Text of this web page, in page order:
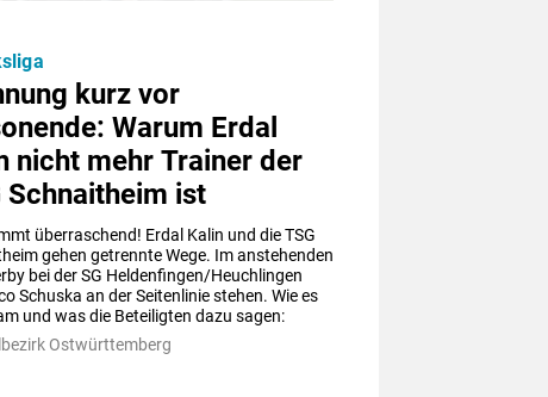
kurz vor
Warum Erdal
nicht mehr Trainer der
Schnaitheim ist
überraschend! Erdal Kalin und die TSG
gehen getrennte Wege. Im anstehenden
bei der SG Heldenfingen/Heuchlingen
Schuska an der Seitenlinie stehen. Wie es
und was die Beteiligten dazu sagen:
Ostwürttemberg